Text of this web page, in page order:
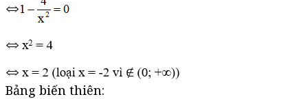
Bảng biến thiên: